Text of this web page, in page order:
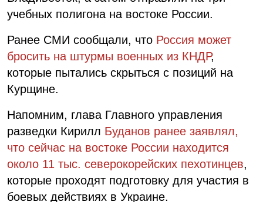
учебных полигона на востоке России.
Ранее СМИ сообщали, что Россия может
бросить на штурмы военных из КНДР,
которые пытались скрыться с позиций на
Курщине.
Напомним, глава Главного управления
разведки Кирилл Буданов ранее заявлял,
что сейчас на востоке России находится
около 11 тыс. северокорейских пехотинцев,
которые проходят подготовку для участия в
боевых действиях в Украине.